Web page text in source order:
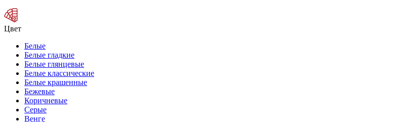
Цвет
Белые
Белые гладкие
Белые глянцевые
Белые классические
Белые крашенные
Бежевые
Коричневые
Серые
Венге